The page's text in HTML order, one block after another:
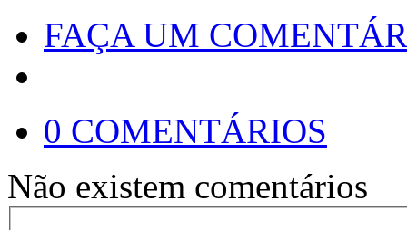
FAÇA UM
0 COMENTÁRIOS
Não existem comentários